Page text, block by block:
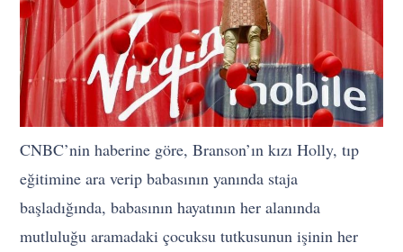
CNBC’nin haberine göre, Branson’ın kızı Holly, tıp
eğitimine ara verip babasının yanında staja
başladığında, babasının hayatının her alanında
mutluluğu aramadaki çocuksu tutkusunun işinin her